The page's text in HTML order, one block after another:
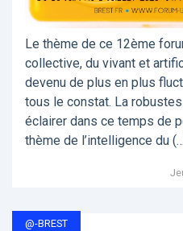
Le thème de ce 12ème
collective, du vivant et
devenu de plus en plus
tous le constat. La
éclairer dans ce temps de
thème de l’intelligence du
@-BREST